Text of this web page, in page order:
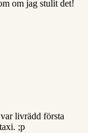
om jag stulit det!
livrädd första
;p